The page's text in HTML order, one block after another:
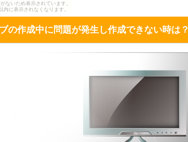
ないため表示されています。
内に表示されなくなります。
の作成中に問題が発生し作成できない時は？